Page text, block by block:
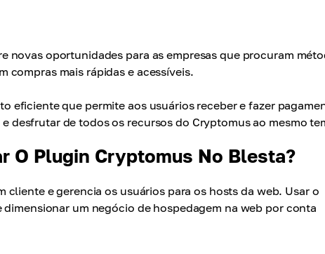
novas oportunidades para as empresas que procuram
compras mais rápidas e acessíveis.
eficiente que permite aos usuários receber e fazer
desfrutar de todos os recursos do Cryptomus ao mesmo
O Plugin Cryptomus No Blesta?
e gerencia os usuários para os hosts da web. Usar o
um negócio de hospedagem na web por conta